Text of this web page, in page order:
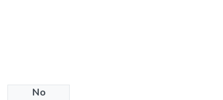
No